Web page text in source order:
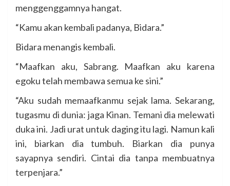
menggenggamnya hangat.
“Kamu akan kembali padanya, Bidara.”
Bidara menangis kembali.
“Maafkan aku, Sabrang. Maafkan aku karena
egoku telah membawa semua ke sini.”
“Aku sudah memaafkanmu sejak lama. Sekarang,
tugasmu di dunia: jaga Kinan. Temani dia melewati
duka ini. Jadi urat untuk daging itu lagi. Namun kali
ini, biarkan dia tumbuh. Biarkan dia punya
sayapnya sendiri. Cintai dia tanpa membuatnya
terpenjara.”